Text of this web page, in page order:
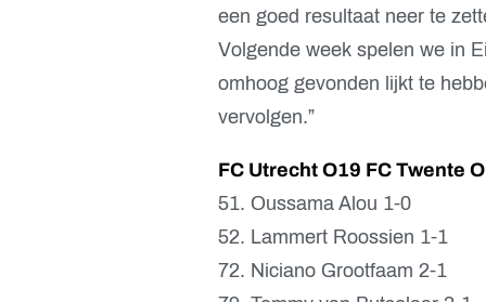
een goed resultaat neer te
Volgende week spelen we in
omhoog gevonden lijkt te
vervolgen.”
FC Utrecht O19 FC Twente
51. Oussama Alou 1-0
52. Lammert Roossien 1-1
72. Niciano Grootfaam 2-1